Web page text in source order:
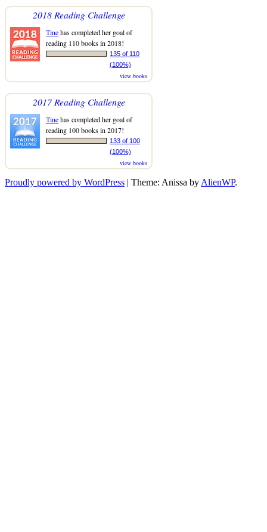
2018 Reading Challenge
Tinehas completed her goal of
reading 110 books in 2018!
135 of 110
(100%)
view books
2017 Reading Challenge
Tinehas completed her goal of
reading 100 books in 2017!
133 of 100
(100%)
view books
Proudly powered by WordPress | Theme: Anissa by AlienWP.